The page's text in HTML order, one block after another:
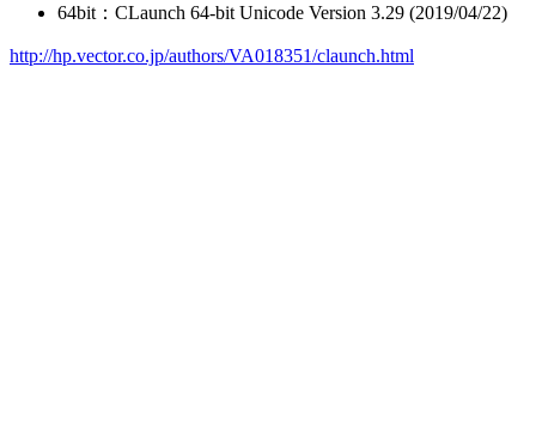
64bit：CLaunch 64-bit Unicode Version 3.29 (2019/04/22)
http://hp.vector.co.jp/authors/VA018351/claunch.html